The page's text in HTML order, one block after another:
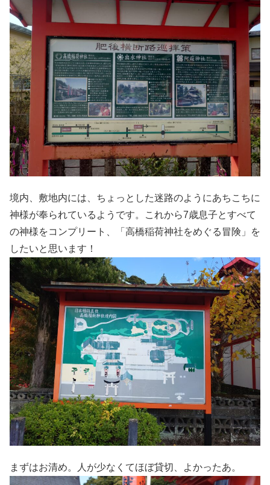
境内、敷地内には、ちょっとした迷路のようにあちこちに
神様が奉られているようです。これから7歳息子とすべて
の神様をコンプリート、「高橋稲荷神社をめぐる冒険」を
したいと思います！
まずはお清め。人が少なくてほぼ貸切、よかったあ。